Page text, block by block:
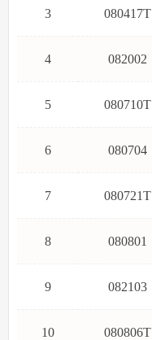
3 080417T
4 082002
5 080710T
6 080704
7 080721T
8 080801
9 082103
10 080806T